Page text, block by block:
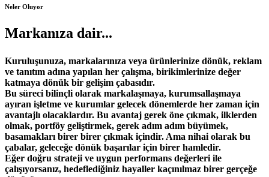
Neler Oluyor
Markanıza dair...
Kuruluşunuza, markalarınıza veya ürünlerinize dönük, reklam
ve tanıtım adına yapılan her çalışma, birikimlerinize değer
katmaya dönük bir gelişim çabasıdır.
Bu süreci bilinçli olarak markalaşmaya, kurumsallaşmaya
ayıran işletme ve kurumlar gelecek dönemlerde her zaman için
avantajlı olacaklardır. Bu avantaj gerek öne çıkmak, ilklerden
olmak, portföy geliştirmek, gerek adım adım büyümek,
basamakları birer birer çıkmak içindir. Ama nihai olarak bu
çabalar, geleceğe dönük başarılar için birer hamledir.
Eğer doğru strateji ve uygun performans değerleri ile
çalışıyorsanız, hedeflediğiniz hayaller kaçınılmaz birer gerçeğe